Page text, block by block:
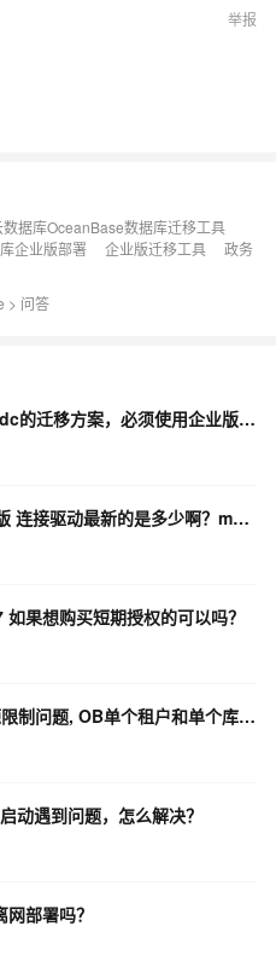
举报
数据库OceanBase数据库迁移工具
企业版部署
企业版迁移工具
政务
> 问答
oceanbase企业版，使用flink-cdc的迁移方案，必须使用企业版的oblogproxy吗？
OceanBase数据库现在ob 企业版 连接驱动最新的是多少啊？maven仓库
果想购买短期授权的可以吗？
OceanBase数据库企业版的资源限制问题, OB单个租户和单个库, 建表数量的上限是多少?
动遇到问题，怎么解决？
部署吗？